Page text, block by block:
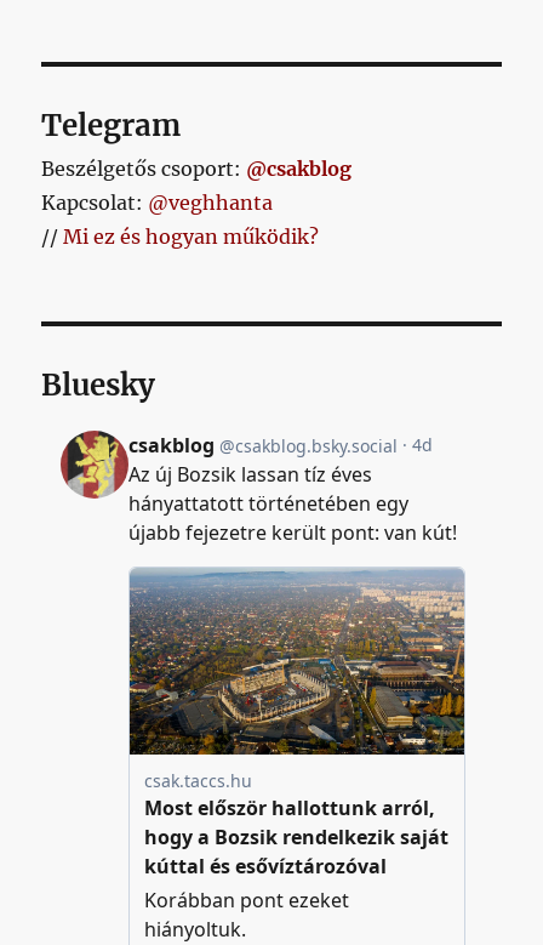
Telegram
Beszélgetős csoport: @csakblog
Kapcsolat: @veghhanta
//Mi ez és hogyan működik?
Bluesky